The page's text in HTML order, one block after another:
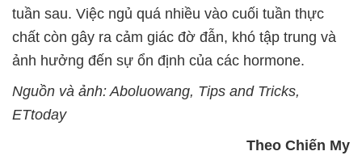
tuần sau. Việc ngủ quá nhiều vào cuối tuần thực
chất còn gây ra cảm giác đờ đẫn, khó tập trung và
ảnh hưởng đến sự ổn định của các hormone.
Nguồn và ảnh: Aboluowang, Tips and Tricks,
ETtoday
Theo Chiến My